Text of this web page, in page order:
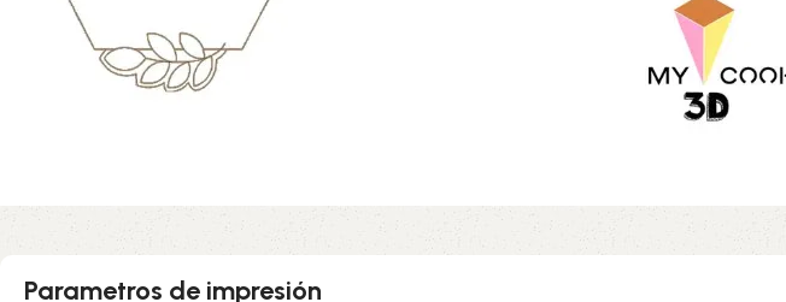
Parametros de impresión